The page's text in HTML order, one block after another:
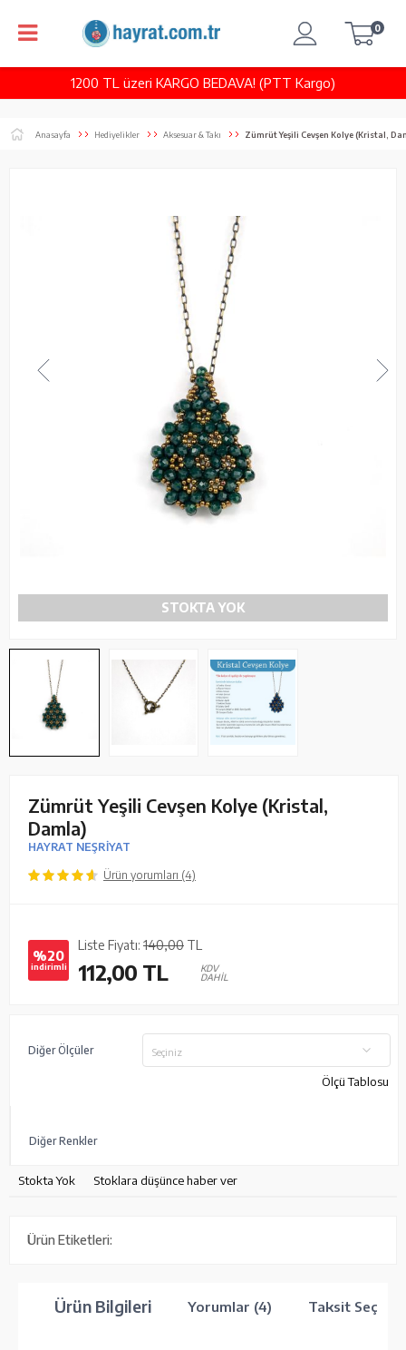
1200 TL üzeri KARGO BEDAVA! (PTT Kargo)
0
Anasayfa Hediyelikler Aksesuar & Takı Zümrüt Yeşili Cevşen Kolye (Kristal,
STOKTA YOK
Zümrüt Yeşili Cevşen Kolye (Kristal,
Damla)
HAYRAT NEŞRİYAT
Ürün yorumları (4)
%20
indirimli
Liste Fiyatı: 140,00 TL
112,00 TL
KDV
DAHİL
Diğer Ölçüler Seçiniz
Ölçü Tablosu
Diğer Renkler
Stokta Yok Stoklara düşünce haber ver
Ürün Etiketleri:
Ürün Bilgileri Yorumlar (4) Taksit